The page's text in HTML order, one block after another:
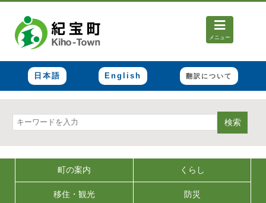
メニュー
日本語 English 翻訳について
検索
町の案内 くらし
移住・観光 防災